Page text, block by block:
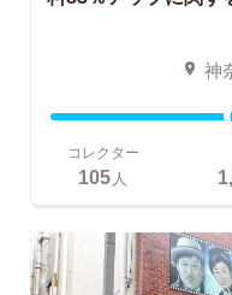
神
コレクター
105人